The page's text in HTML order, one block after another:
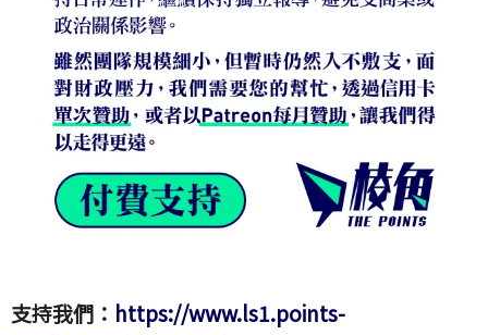
支持我們： https://www.ls1.points-